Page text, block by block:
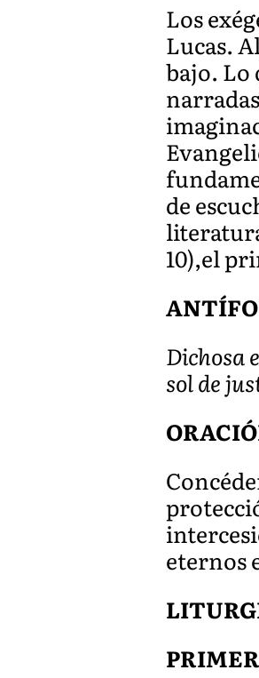
Los
Lucas.
bajo. Lo
de
10),el
Dichosa
sol de
eternos